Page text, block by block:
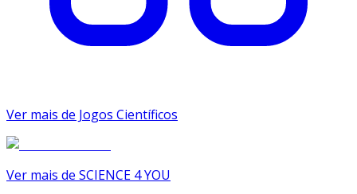
Ver mais de Jogos Científicos
Ver mais de SCIENCE 4 YOU